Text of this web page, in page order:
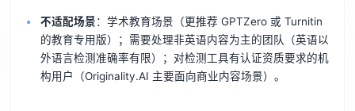
不适配场景：学术教育场景（更推荐 GPTZero 或 Turnitin
的教育专用版）；需要处理非英语内容为主的团队（英语以
外语言检测准确率有限）；对检测工具有认证资质要求的机
构用户（Originality.AI 主要面向商业内容场景）。